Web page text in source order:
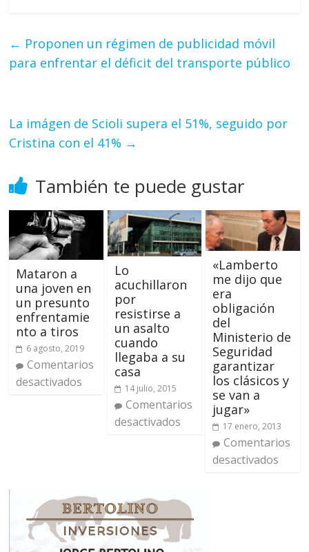
← Proponen un régimen de publicidad móvil
para enfrentar el déficit del transporte público
La imágen de Scioli supera el 51%, seguido por
Cristina con el 41% →
También te puede gustar
Mataron a
una joven en
un presunto
enfrentamie
nto a tiros
6 agosto, 2019
Comentarios
desactivados
Lo
acuchillaron
por
resistirse a
un asalto
cuando
llegaba a su
casa
14 julio, 2015
Comentarios
desactivados
«Lamberto
me dijo que
era
obligación
del
Ministerio de
Seguridad
garantizar
los clásicos y
se van a
jugar»
17 enero, 2013
Comentarios
desactivados